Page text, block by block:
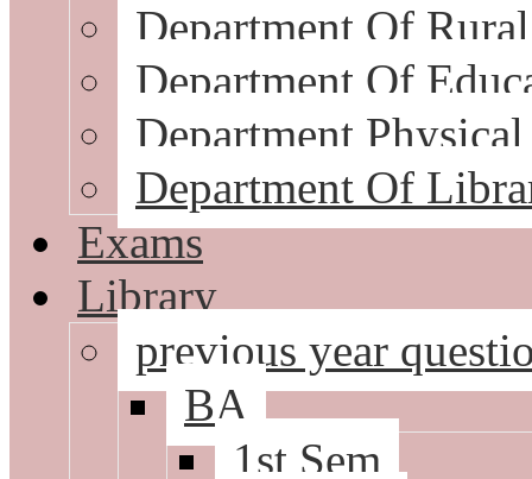
Department Of
Department Of
Department
Department Of
Exams
Library
previous year
BA
1st Sem